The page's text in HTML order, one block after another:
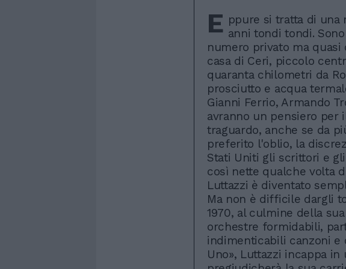
E ppure si tratta di una
anni tondi tondi.
numero privato ma
casa di Ceri, piccolo
quaranta chilometri da
prosciutto e acqua
Gianni Ferrio, Armando
avranno un pensiero per
traguardo, anche se da
preferito l'oblio, la
Stati Uniti gli scrittori e
così nette qualche volta
Luttazzi è diventato
Ma non è difficile dargli
1970, al culmine della
orchestre formidabili,
indimenticabili canzoni e
Uno», Luttazzi incappa